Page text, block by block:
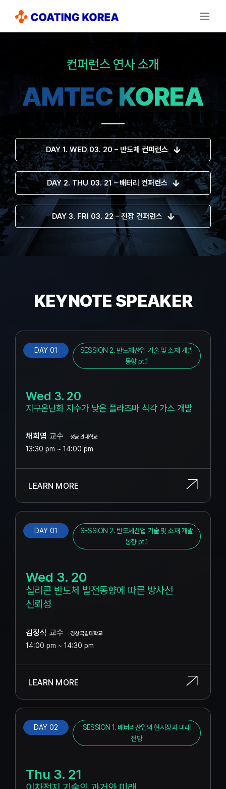
content
컨퍼런스 연사 소개
AMTEC KOREA
DAY 1. WED 03. 20 – 반도체 컨퍼런스
DAY 2. THU 03. 21 – 배터리 컨퍼런스
DAY 3. FRI 03. 22 – 전장 컨퍼런스
KEYNOTE SPEAKER
DAY 01
SESSION 2. 반도체산업 기술 및 소재 개발
동향 pt.1
Wed 3. 20
지구온난화 지수가 낮은 플라즈마 식각 가스 개발
채희엽 교수 성균관대학교
13:30 pm ~ 14:00 pm
LEARN MORE
DAY 01
SESSION 2. 반도체산업 기술 및 소재 개발
동향 pt.1
Wed 3. 20
실리콘 반도체 발전동향에 따른 방사선
신뢰성
김정식 교수 경상국립대학교
14:00 pm ~ 14:30 pm
LEARN MORE
DAY 02
SESSION 1. 배터리산업의 현시장과 미래
전망
Thu 3. 21